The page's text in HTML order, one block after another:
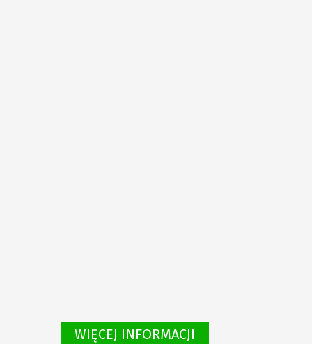
WIĘCEJ INFORMACJI